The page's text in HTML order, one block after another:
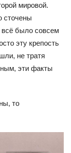
мировой.
сточены
всё было совсем
эту крепость
не тратя
эти факты
то